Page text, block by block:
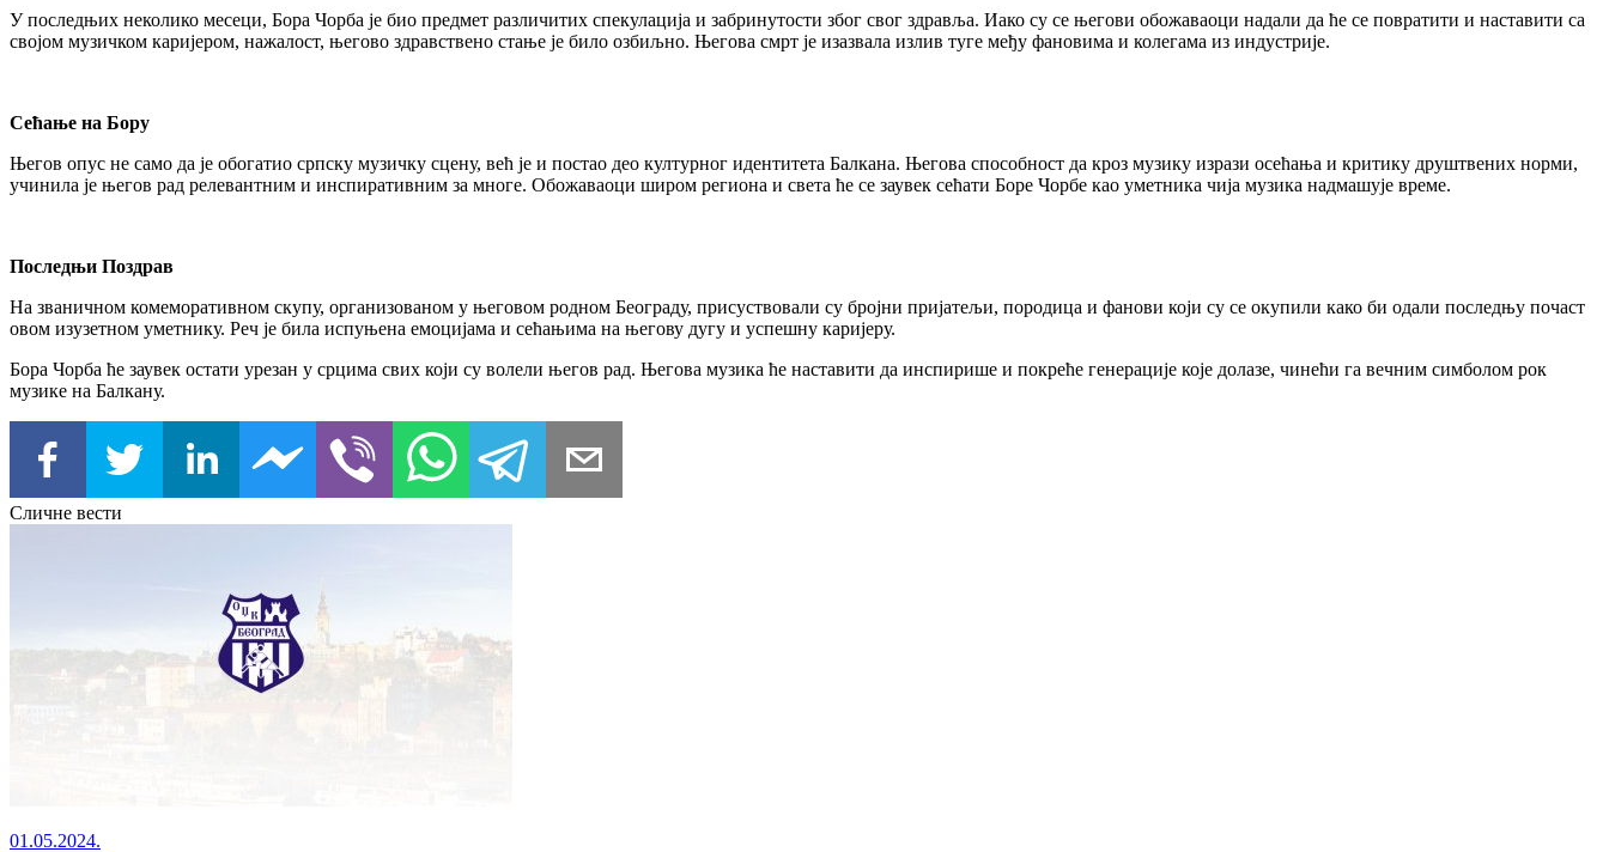
У последњих неколико месеци, Бора Чорба је био предмет различитих спекулација и забринутости због свог здравља. Иако су се његови обожаваоци надали да ће се повратити и наставити са
својом музичком каријером, нажалост, његово здравствено стање је било озбиљно. Његова смрт је изазвала излив туге међу фановима и колегама из индустрије.
Сећање на Бору
Његов опус не само да је обогатио српску музичку сцену, већ је и постао део културног идентитета Балкана. Његова способност да кроз музику изрази осећања и критику друштвених норми,
учинила је његов рад релевантним и инспиративним за многе. Обожаваоци широм региона и света ће се заувек сећати Боре Чорбе као уметника чија музика надмашује време.
Последњи Поздрав
На званичном комеморативном скупу, организованом у његовом родном Београду, присуствовали су бројни пријатељи, породица и фанови који су се окупили како би одали последњу почаст
овом изузетном уметнику. Реч је била испуњена емоцијама и сећањима на његову дугу и успешну каријеру.
Бора Чорба ће заувек остати урезан у срцима свих који су волели његов рад. Његова музика ће наставити да инспирише и покреће генерације које долазе, чинећи га вечним симболом рок
музике на Балкану.
Сличне вести
01.05.2024.